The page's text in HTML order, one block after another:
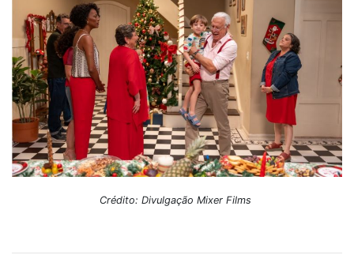
Crédito: Divulgação Mixer Films